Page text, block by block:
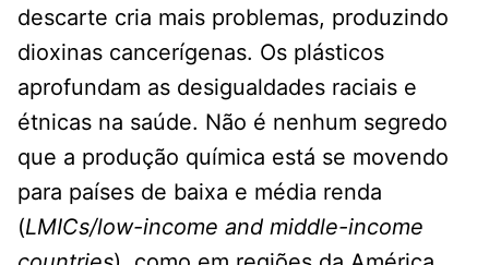
descarte cria mais problemas, produzindo
dioxinas cancerígenas. Os plásticos
aprofundam as desigualdades raciais e
étnicas na saúde. Não é nenhum segredo
que a produção química está se movendo
para países de baixa e média renda
(LMICs/low-income and middle-income